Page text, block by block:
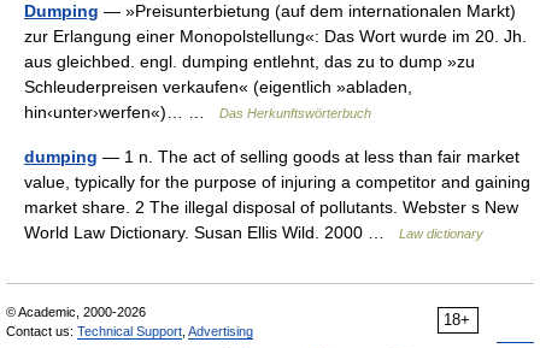
Dumping — »Preisunterbietung (auf dem internationalen Markt)
zur Erlangung einer Monopolstellung«: Das Wort wurde im 20. Jh.
aus gleichbed. engl. dumping entlehnt, das zu to dump »zu
Schleuderpreisen verkaufen« (eigentlich »abladen,
hin‹unter›werfen«)… …
Das Herkunftswörterbuch
dumping — 1 n. The act of selling goods at less than fair market
value, typically for the purpose of injuring a competitor and gaining
market share. 2 The illegal disposal of pollutants. Webster s New
World Law Dictionary. Susan Ellis Wild. 2000 …
Law dictionary
18+
© Academic, 2000-2026
Contact us: Technical Support Advertising